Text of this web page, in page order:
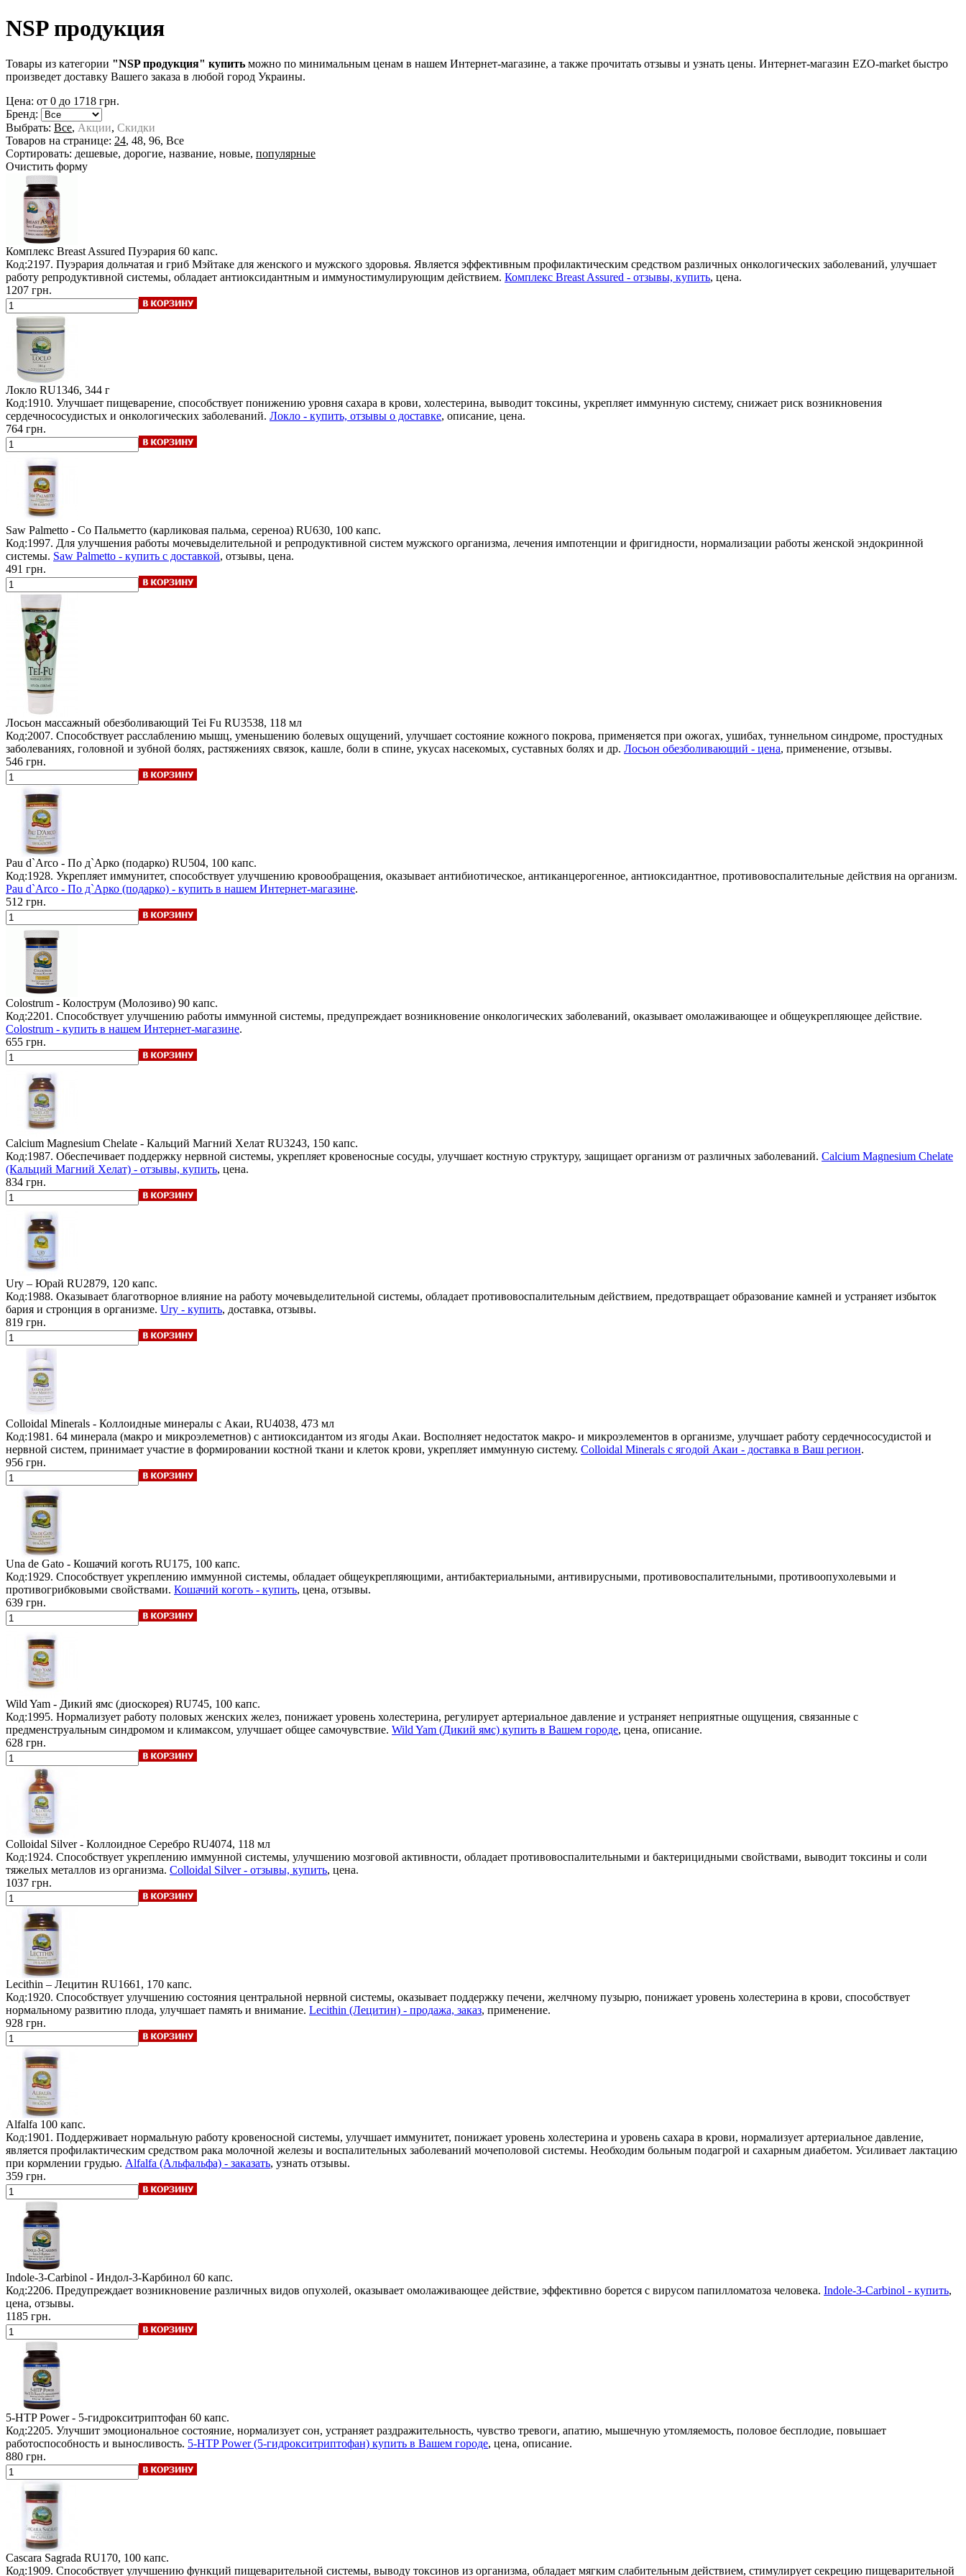
NSP продукция
Товары из категории "NSP продукция" купить можно по минимальным ценам в нашем Интернет-магазине, а также прочитать отзывы и узнать цены. Интернет-магазин EZO-market быстро
произведет доставку Вашего заказа в любой город Украины.
Цена: от 0 до 1718 грн.
Бренд:
Выбрать: Все, Акции, Скидки
Товаров на странице: 24, 48, 96, Все
Сортировать: дешевые, дорогие, название, новые, популярные
Очистить форму
Комплекс Breast Assured Пуэрария 60 капс.
Код:2197. Пуэрария дольчатая и гриб Мэйтаке для женского и мужского здоровья. Является эффективным профилактическим средством различных онкологических заболеваний, улучшает
работу репродуктивной системы, обладает антиоксидантным и иммуностимулирующим действием. Комплекс Breast Assured - отзывы, купить, цена.
1207 грн.
Локло RU1346, 344 г
Код:1910. Улучшает пищеварение, способствует понижению уровня сахара в крови, холестерина, выводит токсины, укрепляет иммунную систему, снижает риск возникновения
сердечнососудистых и онкологических заболеваний. Локло - купить, отзывы о доставке, описание, цена.
764 грн.
Saw Palmetto - Со Пальметто (карликовая пальма, сереноа) RU630, 100 капс.
Код:1997. Для улучшения работы мочевыделительной и репродуктивной систем мужского организма, лечения импотенции и фригидности, нормализации работы женской эндокринной
системы. Saw Palmetto - купить с доставкой, отзывы, цена.
491 грн.
Лосьон массажный обезболивающий Tei Fu RU3538, 118 мл
Код:2007. Способствует расслаблению мышц, уменьшению болевых ощущений, улучшает состояние кожного покрова, применяется при ожогах, ушибах, туннельном синдроме, простудных
заболеваниях, головной и зубной болях, растяжениях связок, кашле, боли в спине, укусах насекомых, суставных болях и др. Лосьон обезболивающий - цена, применение, отзывы.
546 грн.
Pau d`Arco - По д`Арко (подарко) RU504, 100 капс.
Код:1928. Укрепляет иммунитет, способствует улучшению кровообращения, оказывает антибиотическое, антиканцерогенное, антиоксидантное, противовоспалительные действия на организм.
Pau d`Arco - По д`Арко (подарко) - купить в нашем Интернет-магазине.
512 грн.
Colostrum - Колострум (Молозиво) 90 капс.
Код:2201. Способствует улучшению работы иммунной системы, предупреждает возникновение онкологических заболеваний, оказывает омолаживающее и общеукрепляющее действие.
Colostrum - купить в нашем Интернет-магазине.
655 грн.
Calcium Magnesium Chelate - Кальций Магний Хелат RU3243, 150 капс.
Код:1987. Обеспечивает поддержку нервной системы, укрепляет кровеносные сосуды, улучшает костную структуру, защищает организм от различных заболеваний. Calcium Magnesium Chelate
(Кальций Магний Хелат) - отзывы, купить, цена.
834 грн.
Ury – Юрай RU2879, 120 капс.
Код:1988. Оказывает благотворное влияние на работу мочевыделительной системы, обладает противовоспалительным действием, предотвращает образование камней и устраняет избыток
бария и стронция в организме. Ury - купить, доставка, отзывы.
819 грн.
Colloidal Minerals - Коллоидные минералы c Акаи, RU4038, 473 мл
Код:1981. 64 минерала (макро и микроэлеметнов) с антиоксидантом из ягоды Акаи. Восполняет недостаток макро- и микроэлементов в организме, улучшает работу сердечнососудистой и
нервной систем, принимает участие в формировании костной ткани и клеток крови, укрепляет иммунную систему. Colloidal Minerals с ягодой Акаи - доставка в Ваш регион.
956 грн.
Una de Gato - Кошачий коготь RU175, 100 капс.
Код:1929. Способствует укреплению иммунной системы, обладает общеукрепляющими, антибактериальными, антивирусными, противовоспалительными, противоопухолевыми и
противогрибковыми свойствами. Кошачий коготь - купить, цена, отзывы.
639 грн.
Wild Yam - Дикий ямс (диоскорея) RU745, 100 капс.
Код:1995. Нормализует работу половых женских желез, понижает уровень холестерина, регулирует артериальное давление и устраняет неприятные ощущения, связанные с
предменструальным синдромом и климаксом, улучшает общее самочувствие. Wild Yam (Дикий ямс) купить в Вашем городе, цена, описание.
628 грн.
Colloidal Silver - Коллоидное Серебро RU4074, 118 мл
Код:1924. Способствует укреплению иммунной системы, улучшению мозговой активности, обладает противовоспалительными и бактерицидными свойствами, выводит токсины и соли
тяжелых металлов из организма. Colloidal Silver - отзывы, купить, цена.
1037 грн.
Lecithin – Лецитин RU1661, 170 капс.
Код:1920. Способствует улучшению состояния центральной нервной системы, оказывает поддержку печени, желчному пузырю, понижает уровень холестерина в крови, способствует
нормальному развитию плода, улучшает память и внимание. Lecithin (Лецитин) - продажа, заказ, применение.
928 грн.
Alfalfa 100 капс.
Код:1901. Поддерживает нормальную работу кровеносной системы, улучшает иммунитет, понижает уровень холестерина и уровень сахара в крови, нормализует артериальное давление,
является профилактическим средством рака молочной железы и воспалительных заболеваний мочеполовой системы. Необходим больным подагрой и сахарным диабетом. Усиливает лактацию
при кормлении грудью. Alfalfa (Альфальфа) - заказать, узнать отзывы.
359 грн.
Indole-3-Carbinol - Индол-3-Карбинол 60 капс.
Код:2206. Предупреждает возникновение различных видов опухолей, оказывает омолаживающее действие, эффективно борется с вирусом папилломатоза человека. Indole-3-Carbinol - купить,
цена, отзывы.
1185 грн.
5-HTP Power - 5-гидрокситриптофан 60 капс.
Код:2205. Улучшит эмоциональное состояние, нормализует сон, устраняет раздражительность, чувство тревоги, апатию, мышечную утомляемость, половое бесплодие, повышает
работоспособность и выносливость. 5-HTP Power (5-гидрокситриптофан) купить в Вашем городе, цена, описание.
880 грн.
Cascara Sagrada RU170, 100 капс.
Код:1909. Способствует улучшению функций пищеварительной системы, выводу токсинов из организма, обладает мягким слабительным действием, стимулирует секрецию пищеварительной